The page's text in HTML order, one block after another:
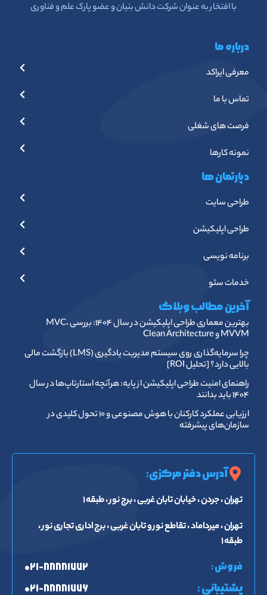
درباره ما
معرفی ایراکد
تماس با ما
فرصت های شغلی
نمونه کارها
دپارتمان ها
طراحی سایت
طراحی اپلیکیشن
برنامه نویسی
خدمات سئو
آخرین مطالب وبلاگ
بهترین معماری طراحی اپلیکیشن در سال ۱۴۰۴: بررسی MVC،
MVVM و Clean Architecture
چرا سرمایه‌گذاری روی سیستم مدیریت یادگیری (LMS) بازگشت مالی
بالایی دارد؟ [تحلیل ROI]
راهنمای امنیت طراحی اپلیکیشن از پایه: هرآنچه استارتاپ‌ها در سال
۱۴۰۴ باید بدانند
ارزیابی عملکرد کارکنان با هوش مصنوعی و ۱۰ تحول کلیدی در
سازمان‌های پیشرفته
آدرس دفتر مرکزی:
تهران ، جردن ، خیابان تابان غربی ، برج نور ، طبقه ۱
تهران ، میرداماد ، تقاطع نور و تابان غربی ، برج اداری تجاری نور ،
طبقه ۱
فروش :
پشتیبانی :
۰۲۱-۸۸۸۸۱۷۷۲
۰۲۱-۸۸۸۸۱۷۷۶
با افتخار به عنوان شرکت دانش بنیان و عضو پارک علم و فناوری